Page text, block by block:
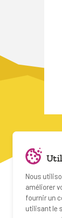
Nous
améliorer
fournir un
utilisant le